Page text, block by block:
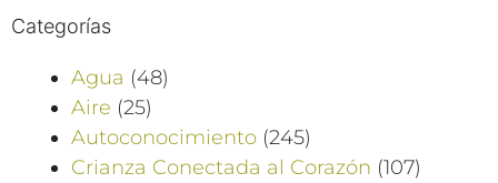
Categorías
Agua (48)
Aire (25)
Autoconocimiento (245)
Crianza Conectada al Corazón (107)